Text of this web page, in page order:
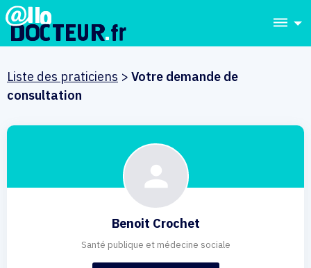
dehaze
Liste des praticiens > Votre demande de
consultation
Benoit Crochet
Santé publique et médecine sociale